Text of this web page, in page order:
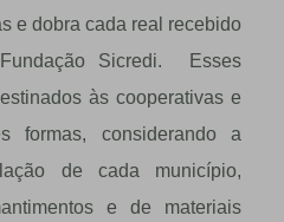
e dobra cada real recebido
Sicredi. Esses
às cooperativas e
formas, considerando a
de cada município,
e de materiais